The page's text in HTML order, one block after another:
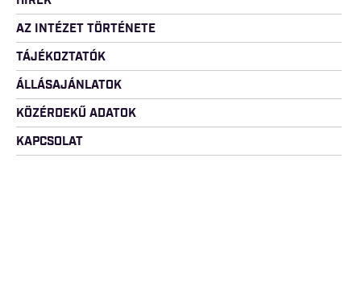
AZ INTÉZET TÖRTÉNETE
TÁJÉKOZTATÓK
ÁLLÁSAJÁNLATOK
KÖZÉRDEKŰ ADATOK
KAPCSOLAT